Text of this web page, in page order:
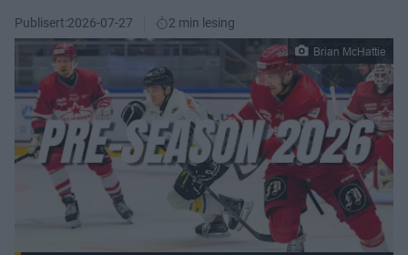
Publisert:2026-07-27 2 min lesing
Brian McHattie